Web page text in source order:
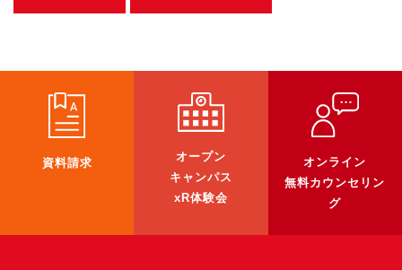
企業向け
3D Gaussian Splatting アプリ開発研修
資料請求
オープン
キャンパス
xR体験会
オンライン
無料カウンセリン
グ